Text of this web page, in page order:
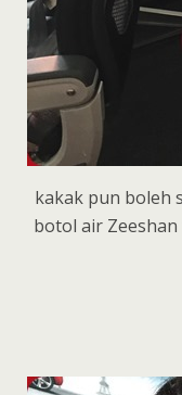
kakak pun boleh
botol air